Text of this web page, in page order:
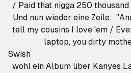
/ Paid that nigga 250
Und nun wieder eine Zeile:
tell my cousins I love 'em /
Swish
wohl ein Album über Kanyes